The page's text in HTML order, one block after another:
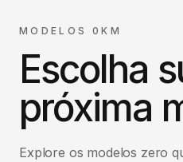
MODELOS 0KM
Escolha
próxima
Explore os modelos zero